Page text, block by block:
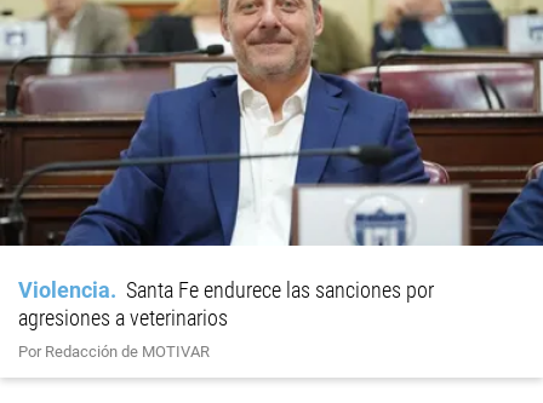
Violencia
Santa Fe endurece las sanciones por
agresiones a veterinarios
Por Redacción de MOTIVAR